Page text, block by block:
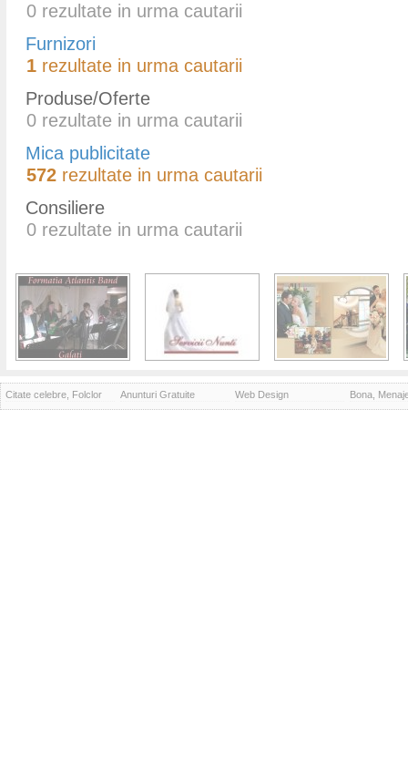
0 rezultate in urma cautarii
Furnizori
1 rezultate in urma cautarii
Produse/Oferte
0 rezultate in urma cautarii
Mica publicitate
572 rezultate in urma cautarii
Consiliere
0 rezultate in urma cautarii
Citate celebre, Folclor Anunturi Gratuite Web Design Bona,